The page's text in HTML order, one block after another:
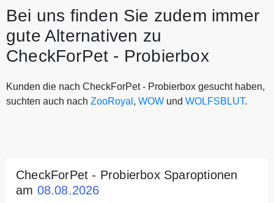
Bei uns finden Sie zudem immer
gute Alternativen zu
CheckForPet - Probierbox
Kunden die nach CheckForPet - Probierbox gesucht haben,
suchten auch nach ZooRoyal , WOW und WOLFSBLUT.
CheckForPet - Probierbox Sparoptionen
am 08.08.2026